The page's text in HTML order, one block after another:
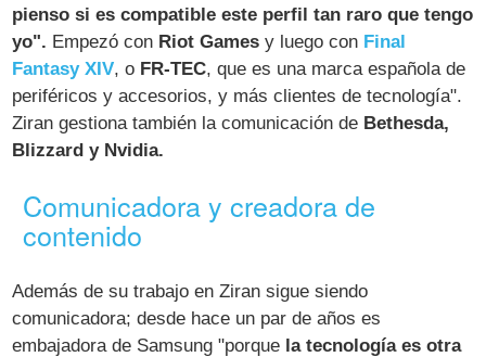
pienso si es compatible este perfil tan raro que tengo
yo". Empezó con Riot Games y luego con Final
Fantasy XIV, o FR-TEC, que es una marca española de
periféricos y accesorios, y más clientes de tecnología".
Ziran gestiona también la comunicación de Bethesda,
Blizzard y Nvidia.
Comunicadora y creadora de
contenido
Además de su trabajo en Ziran sigue siendo
comunicadora; desde hace un par de años es
embajadora de Samsung "porque la tecnología es otra